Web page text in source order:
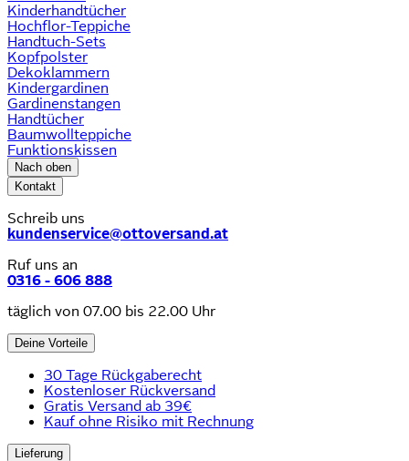
Kinderhandtücher
Hochflor-Teppiche
Handtuch-Sets
Kopfpolster
Dekoklammern
Kindergardinen
Gardinenstangen
Handtücher
Baumwollteppiche
Funktionskissen
Nach oben
Kontakt
Schreib uns
kundenservice@ottoversand.at
Ruf uns an
0316 - 606 888
täglich von 07.00 bis 22.00 Uhr
Deine Vorteile
30 Tage Rückgaberecht
Kostenloser Rückversand
Gratis Versand ab 39€
Kauf ohne Risiko mit Rechnung
Lieferung